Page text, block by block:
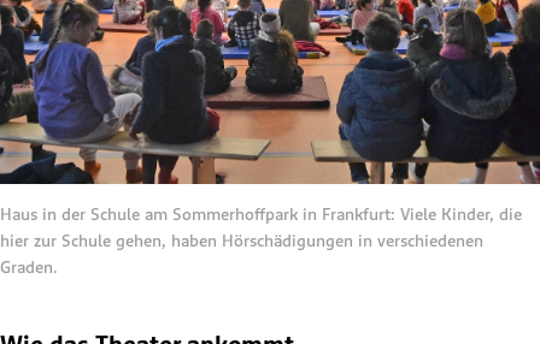
Haus in der Schule am Sommerhoffpark in Frankfurt: Viele Kinder, die
hier zur Schule gehen, haben Hörschädigungen in verschiedenen
Graden.